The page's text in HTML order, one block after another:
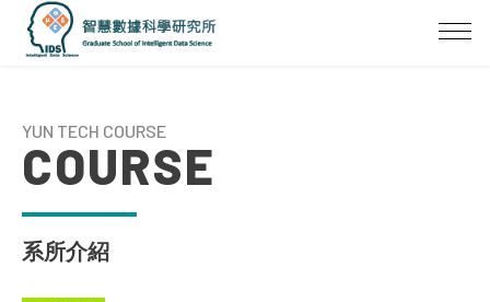
YUN TECH COURSE
COURSE
系所介紹